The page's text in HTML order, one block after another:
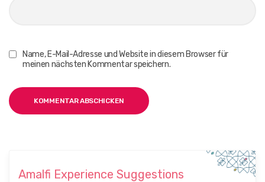
Name, E-Mail-Adresse und Website in diesem Browser für
meinen nächsten Kommentar speichern.
Amalfi Experience Suggestions